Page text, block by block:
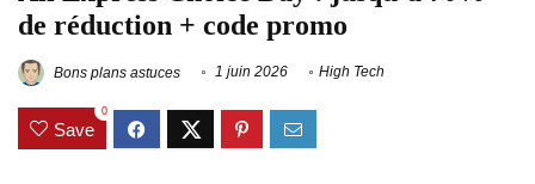
de réduction + code promo
Bons plans astuces 1 juin 2026 High Tech
Save
0